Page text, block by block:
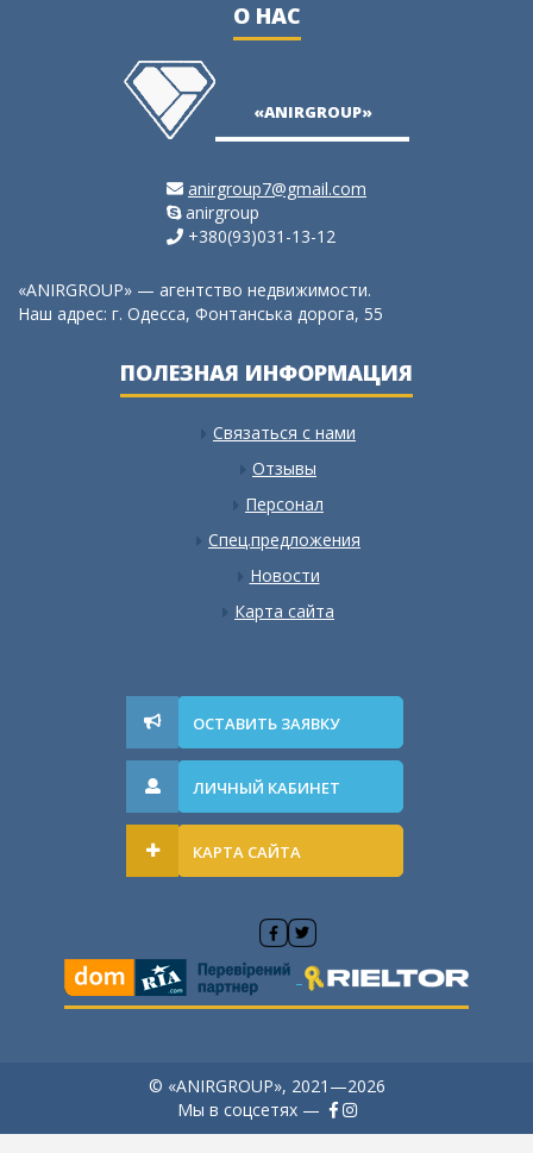
О НАС
«ANIRGROUP»
anirgroup7@gmail.com
anirgroup
+380(93)031-13-12
«ANIRGROUP» — агентство недвижимости.
Наш адрес: г. Одесса, Фонтанська дорога, 55
ПОЛЕЗНАЯ ИНФОРМАЦИЯ
Связаться с нами
Отзывы
Персонал
Спец.предложения
Новости
Карта сайта
ОСТАВИТЬ ЗАЯВКУ
ЛИЧНЫЙ КАБИНЕТ
КАРТА САЙТА
© «ANIRGROUP», 2021—2026
Мы в соцсетях —